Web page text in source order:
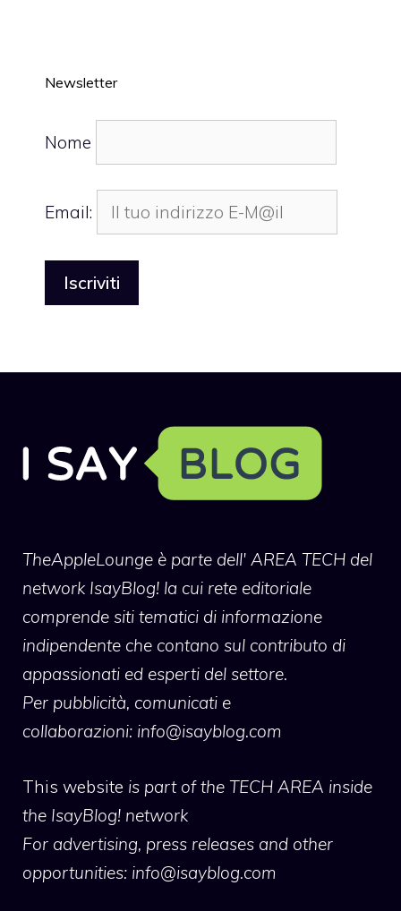
Newsletter
Nome
Email:
TheAppleLounge è parte dell' AREA TECH del
network IsayBlog! la cui rete editoriale
comprende siti tematici di informazione
indipendente che contano sul contributo di
appassionati ed esperti del settore.
Per pubblicità, comunicati e
collaborazioni: info@isayblog.com
This website is part of the TECH AREA inside
the IsayBlog! network
For advertising, press releases and other
opportunities: info@isayblog.com